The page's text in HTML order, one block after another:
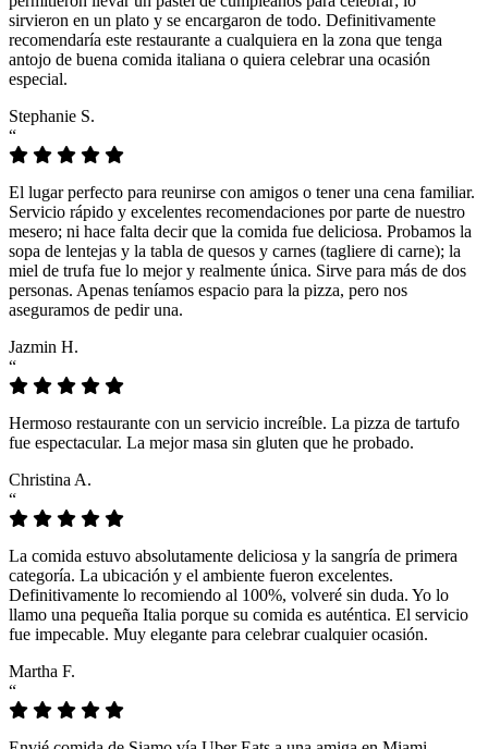
sirvieron en un plato y se encargaron de todo. Definitivamente
recomendaría este restaurante a cualquiera en la zona que tenga
antojo de buena comida italiana o quiera celebrar una ocasión
especial.
Stephanie S.
“
El lugar perfecto para reunirse con amigos o tener una cena familiar.
Servicio rápido y excelentes recomendaciones por parte de nuestro
mesero; ni hace falta decir que la comida fue deliciosa. Probamos la
sopa de lentejas y la tabla de quesos y carnes (tagliere di carne); la
miel de trufa fue lo mejor y realmente única. Sirve para más de dos
personas. Apenas teníamos espacio para la pizza, pero nos
aseguramos de pedir una.
Jazmin H.
“
Hermoso restaurante con un servicio increíble. La pizza de tartufo
fue espectacular. La mejor masa sin gluten que he probado.
Christina A.
“
La comida estuvo absolutamente deliciosa y la sangría de primera
categoría. La ubicación y el ambiente fueron excelentes.
Definitivamente lo recomiendo al 100%, volveré sin duda. Yo lo
llamo una pequeña Italia porque su comida es auténtica. El servicio
fue impecable. Muy elegante para celebrar cualquier ocasión.
Martha F.
“